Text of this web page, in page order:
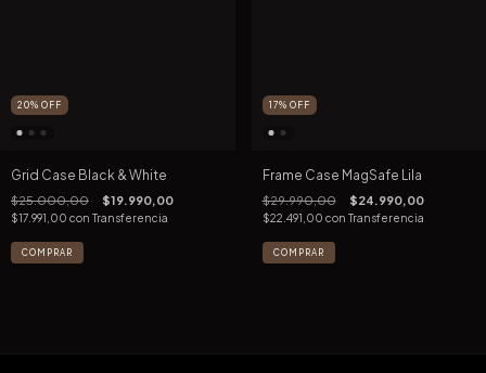
20% OFF
Grid Case Black & White
$25.000,00 $19.990,00
$17.991,00 con Transferencia
COMPRAR
17% OFF
Frame Case MagSafe Lila
$29.990,00 $24.990,00
$22.491,00 con Transferencia
COMPRAR